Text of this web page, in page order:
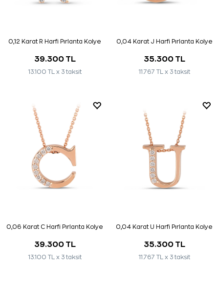
0,12 Karat R Harfi Pırlanta Kolye
39.300 TL
13.100 TL x 3 taksit
0,04 Karat J Harfi Pırlanta Kolye
35.300 TL
11.767 TL x 3 taksit
0,06 Karat C Harfi Pırlanta Kolye
39.300 TL
13.100 TL x 3 taksit
0,04 Karat U Harfi Pırlanta Kolye
35.300 TL
11.767 TL x 3 taksit